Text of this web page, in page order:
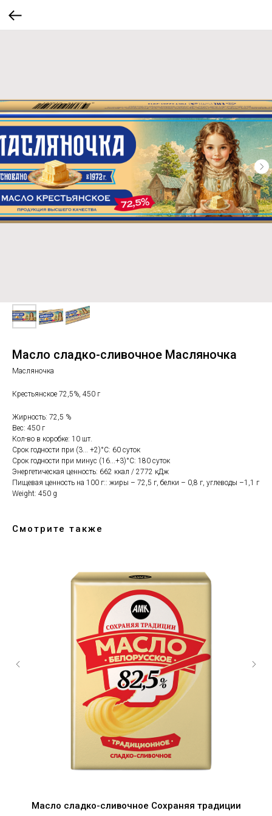
Масло сладко-сливочное Масляночка
Масляночка
Крестьянское 72,5%, 450 г
Жирность: 72,5 %
Вес: 450 г
Кол-во в коробке: 10 шт.
Срок годности при (3... +2)°С: 60 суток
Срок годности при минус (16...+3)°С: 180 суток
Энергетическая ценность: 662 ккал / 2772 кДж
Пищевая ценность на 100 г:: жиры – 72,5 г, белки – 0,8 г, углеводы –1,1 г
Weight: 450 g
Смотрите также
Масло сладко-сливочное Сохраняя традиции